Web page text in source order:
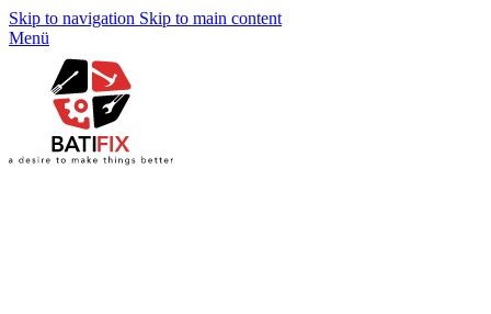
Skip to navigation Skip to main content
Menü